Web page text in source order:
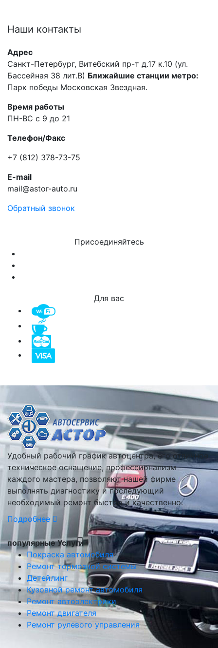
Наши контакты
Адрес
Санкт-Петербург, Витебский пр-т д.17 к.10 (ул.
Бассейная 38 лит.В) Ближайшие станции метро:
Парк победы Московская Звездная.
Время работы
ПН-ВС с 9 до 21
Телефон/Факс
+7 (812) 378-73-75
E-mail
mail@astor-auto.ru
Обратный звонок
Присоединяйтесь
Для вас
Удобный рабочий график автоцентра, его отличное
техническое оснащение, профессионализм
каждого мастера, позволяют нашей фирме
выполнять диагностику и последующий
необходимый ремонт быстро и качественно.
Подробнее
популярные Услуги
Покраска автомобиля
Ремонт тормозной системы
Детейлинг
Кузовной ремонт автомобиля
Ремонт автоэлектрики
Ремонт двигателя
Ремонт рулевого управления